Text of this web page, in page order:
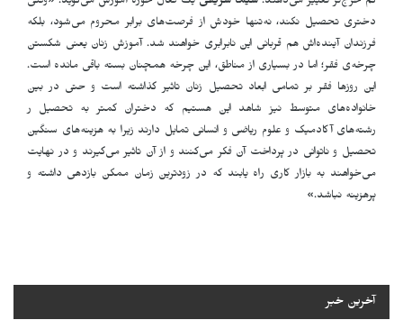
دختری تحصیل نکند، نه‌تنها خودش از فرصت‌های برابر محروم می‌شود، بلکه
فرزندان آینده‌اش هم قربانی این نابرابری خواهند شد. آموزش زنان یعنی شکستن
چرخه‌ی فقر؛ اما در بسیاری از مناطق، این چرخه همچنان بسته باقی مانده است.
این روزها فقر بر تمامی ابعاد تحصیل زنان تاثیر گذاشته است و حتی در بین
خانواده‌های متوسط نیز شاهد این هستیم که دختران کمتر به تحصیل ر
رشته‌های آکادمیک و علوم ریاضی و انسانی تمایل دارند زیرا به هزینه‌های سنگین
تحصیل و ناتوانی در پرداخت آن فکر می‌کنند و از آن تاثیر می‌گیرند و در نهایت
می‌خواهند به بازار کاری راه یابند که در زودترین زمان ممکن بازدهی داشته و
پرهزینه نباشد.»
آخرین خبر